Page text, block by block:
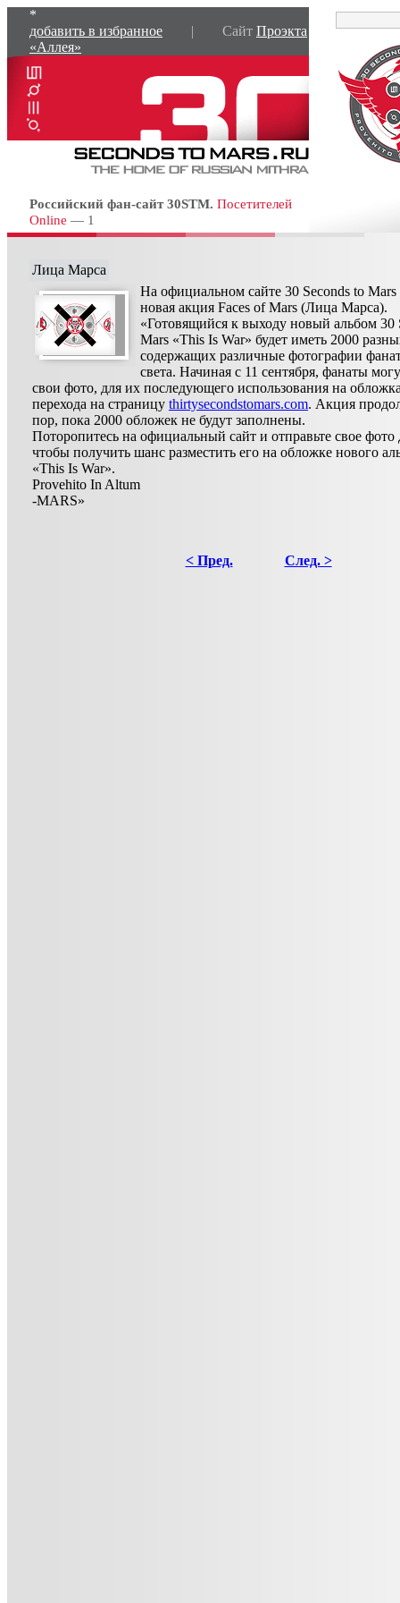
*
добавить в избранное
| Сайт Проэкта
«Аллея»
Российский фан-сайт 30STM. Посетителей
Online — 1
Лица Марса
На официальном сайте 30 Seconds to Mars
новая акция Faces of Mars (Лица Марса).
«Готовящийся к выходу новый альбом 30
Mars «This Is War» будет иметь 2000
содержащих различные фотографии
света. Начиная с 11 сентября, фанаты
свои фото, для их последующего использования на
перехода на страницу thirtysecondstomars.com. Акция
пор, пока 2000 обложек не будут заполнены.
Поторопитесь на официальный сайт и отправьте свое фото
чтобы получить шанс разместить его на обложке нового
«This Is War».
Provehito In Altum
-MARS»
< Пред. След. >